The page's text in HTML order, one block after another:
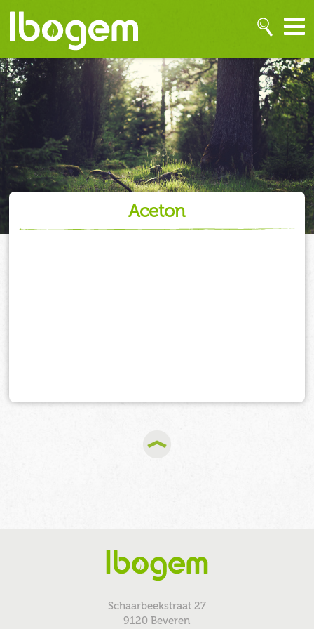
aceton
Schaarbeekstraat 27
9120 Beveren